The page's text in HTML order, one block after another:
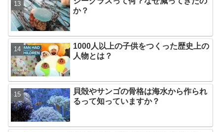
か？
1000人以上の子供をつくった歴史上の
人物とは？
貝殻やサンゴの骨格は海水から作られ
るって知っていますか？